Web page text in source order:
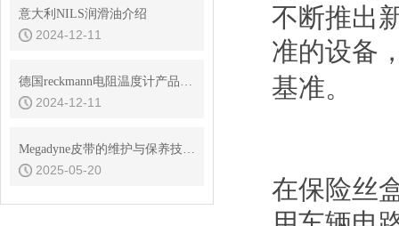
意大利NILS润滑油介绍
2024-12-11
德国reckmann电阻温度计产品介绍
2024-12-11
Megadyne皮带的维护与保养技巧说明
2025-05-20
不断推出
准的设备
基准。
在保险丝